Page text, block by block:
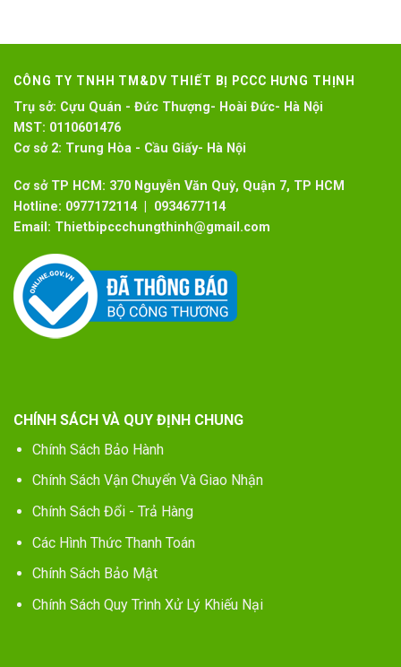
CÔNG TY TNHH TM&DV THIẾT BỊ PCCC HƯNG THỊNH
Trụ sở: Cựu Quán - Đức Thượng- Hoài Đức- Hà Nội
MST: 0110601476
Cơ sở 2: Trung Hòa - Cầu Giấy- Hà Nội
Cơ sở TP HCM: 370 Nguyễn Văn Quỳ, Quận 7, TP HCM
Hotline: 0977172114 | 0934677114
Email: Thietbipccchungthinh@gmail.com
CHÍNH SÁCH VÀ QUY ĐỊNH CHUNG
Chính Sách Bảo Hành
Chính Sách Vận Chuyển Và Giao Nhận
Chính Sách Đổi - Trả Hàng
Các Hình Thức Thanh Toán
Chính Sách Bảo Mật
Chính Sách Quy Trình Xử Lý Khiếu Nại